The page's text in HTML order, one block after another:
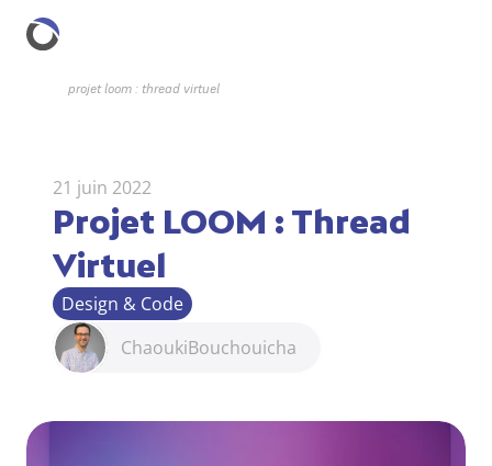
projet loom : thread virtuel
21 juin 2022
Projet LOOM : Thread
Virtuel
Design & Code
ChaoukiBouchouicha